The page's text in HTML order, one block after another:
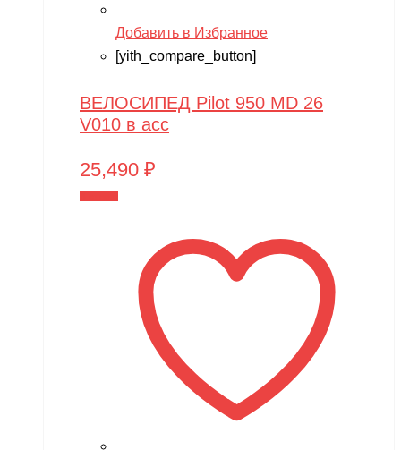
Добавить в Избранное
[yith_compare_button]
ВЕЛОСИПЕД Pilot 950 MD 26
V010 в асс
25,490 ₽